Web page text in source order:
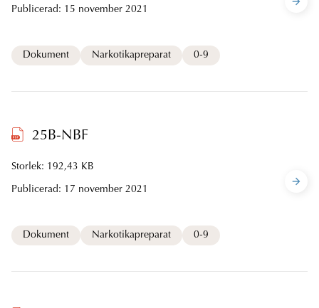
Publicerad: 15 november 2021
Dokument Narkotikapreparat 0-9
25B-NBF
Storlek: 192,43 KB
Publicerad: 17 november 2021
Dokument Narkotikapreparat 0-9